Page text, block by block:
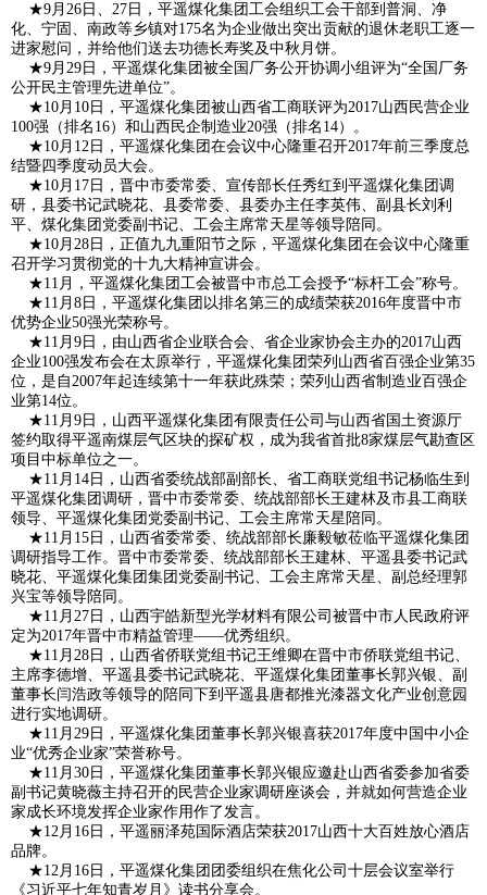
★9月26日、27日，平遥煤化集团工会组织工会干部到普洞、净
化、宁固、南政等乡镇对175名为企业做出突出贡献的退休老职工逐一
进家慰问，并给他们送去功德长寿奖及中秋月饼。
★9月29日，平遥煤化集团被全国厂务公开协调小组评为“全国厂务
公开民主管理先进单位”。
★10月10日，平遥煤化集团被山西省工商联评为2017山西民营企业
100强（排名16）和山西民企制造业20强（排名14）。
★10月12日，平遥煤化集团在会议中心隆重召开2017年前三季度总
结暨四季度动员大会。
★10月17日，晋中市委常委、宣传部长任秀红到平遥煤化集团调
研，县委书记武晓花、县委常委、县委办主任李英伟、副县长刘利
平、煤化集团党委副书记、工会主席常天星等领导陪同。
★10月28日，正值九九重阳节之际，平遥煤化集团在会议中心隆重
召开学习贯彻党的十九大精神宣讲会。
★11月，平遥煤化集团工会被晋中市总工会授予“标杆工会”称号。
★11月8日，平遥煤化集团以排名第三的成绩荣获2016年度晋中市
优势企业50强光荣称号。
★11月9日，由山西省企业联合会、省企业家协会主办的2017山西
企业100强发布会在太原举行，平遥煤化集团荣列山西省百强企业第35
位，是自2007年起连续第十一年获此殊荣；荣列山西省制造业百强企
业第14位。
★11月9日，山西平遥煤化集团有限责任公司与山西省国土资源厅
签约取得平遥南煤层气区块的探矿权，成为我省首批8家煤层气勘查区
项目中标单位之一。
★11月14日，山西省委统战部副部长、省工商联党组书记杨临生到
平遥煤化集团调研，晋中市委常委、统战部部长王建林及市县工商联
领导、平遥煤化集团党委副书记、工会主席常天星陪同。
★11月15日，山西省委常委、统战部部长廉毅敏莅临平遥煤化集团
调研指导工作。晋中市委常委、统战部部长王建林、平遥县委书记武
晓花、平遥煤化集团集团党委副书记、工会主席常天星、副总经理郭
兴宝等领导陪同。
★11月27日，山西宇皓新型光学材料有限公司被晋中市人民政府评
定为2017年晋中市精益管理――优秀组织。
★11月28日，山西省侨联党组书记王维卿在晋中市侨联党组书记、
主席李德增、平遥县委书记武晓花、平遥煤化集团董事长郭兴银、副
董事长闫浩政等领导的陪同下到平遥县唐都推光漆器文化产业创意园
进行实地调研。
★11月29日，平遥煤化集团董事长郭兴银喜获2017年度中国中小企
业“优秀企业家”荣誉称号。
★11月30日，平遥煤化集团董事长郭兴银应邀赴山西省委参加省委
副书记黄晓薇主持召开的民营企业家调研座谈会，并就如何营造企业
家成长环境发挥企业家作用作了发言。
★12月16日，平遥丽泽苑国际酒店荣获2017山西十大百姓放心酒店
品牌。
★12月16日，平遥煤化集团团委组织在焦化公司十层会议室举行
《习近平七年知青岁月》读书分享会。